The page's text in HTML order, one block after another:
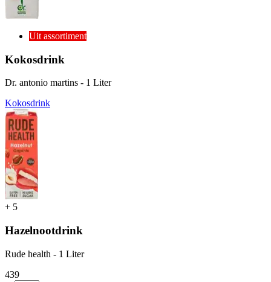
Uit assortiment
Kokosdrink
Dr. antonio martins - 1 Liter
Kokosdrink
+ 5
Hazelnootdrink
Rude health - 1 Liter
439